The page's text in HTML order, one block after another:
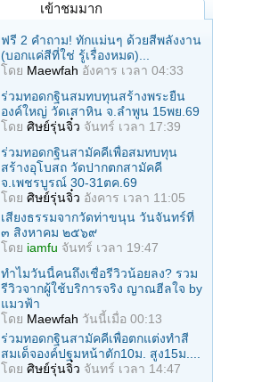
เข้าชมมาก
ฟรี 2 คำถาม! ทักแม่นๆ ด้วยสีพลังงาน
(บอกแค่สีที่ใช่ รู้เรื่องหมด)...
โดย Maewfah อังคาร เวลา 04:33
ร่วมทอดกฐินสมทบทุนสร้างพระยืน
องค์ใหญ่ วัดเสาหิน จ.ลําพูน 15พย.69
โดย ศิษย์รุ่นจิ๋ว จันทร์ เวลา 17:39
ร่วมทอดกฐินสามัคคีเพื่อสมทบทุน
สร้างอุโบสถ วัดปากตกสามัคคี
จ.เพชรบูรณ์ 30-31ตค.69
โดย ศิษย์รุ่นจิ๋ว อังคาร เวลา 11:05
เสียงธรรมจากวัดท่าขนุน วันจันทร์ที่
๓ สิงหาคม ๒๕๖๙
โดย iamfu จันทร์ เวลา 19:47
ทำไมวันนี้คนถึงเชื่อรีวิวน้อยลง? รวม
รีวิวจากผู้ใช้บริการจริง ญาณฮีลใจ by
แมวฟ้า
โดย Maewfah วันนี้เมื่อ 00:13
ร่วมทอดกฐินสามัคคีเพื่อตกแต่งทำสี
สมเด็จองค์ปฐมหน้าตัก10ม. สูง15ม....
โดย ศิษย์รุ่นจิ๋ว จันทร์ เวลา 14:47